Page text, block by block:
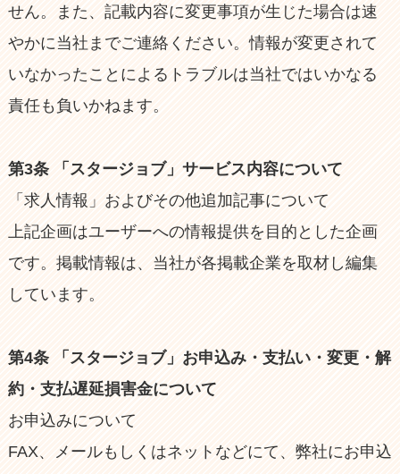
せん。また、記載内容に変更事項が生じた場合は速
やかに当社までご連絡ください。情報が変更されて
いなかったことによるトラブルは当社ではいかなる
責任も負いかねます。
第3条 「スタージョブ」サービス内容について
「求人情報」およびその他追加記事について
上記企画はユーザーへの情報提供を目的とした企画
です。掲載情報は、当社が各掲載企業を取材し編集
しています。
第4条 「スタージョブ」お申込み・支払い・変更・解
約・支払遅延損害金について
お申込みについて
FAX、メールもしくはネットなどにて、弊社にお申込